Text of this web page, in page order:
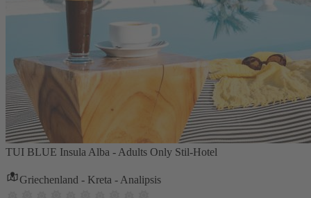
TUI BLUE Insula Alba - Adults Only Stil-Hotel
Griechenland - Kreta - Analipsis